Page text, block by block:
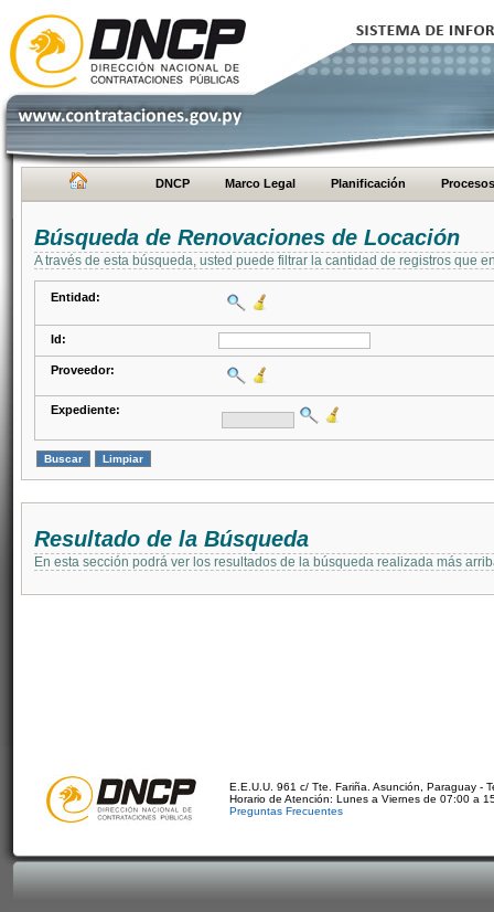
DNCP Marco Legal Planificación Procesos
Búsqueda de Renovaciones de Locación
A través de esta búsqueda, usted puede filtrar la cantidad de registros que
Entidad:
Id:
Proveedor:
Expediente:
Resultado de la Búsqueda
En esta sección podrá ver los resultados de la búsqueda realizada más
E.E.U.U. 961 c/ Tte. Fariña. Asunción, Paraguay -
Horario de Atención: Lunes a Viernes de 07:00 a
Preguntas Frecuentes